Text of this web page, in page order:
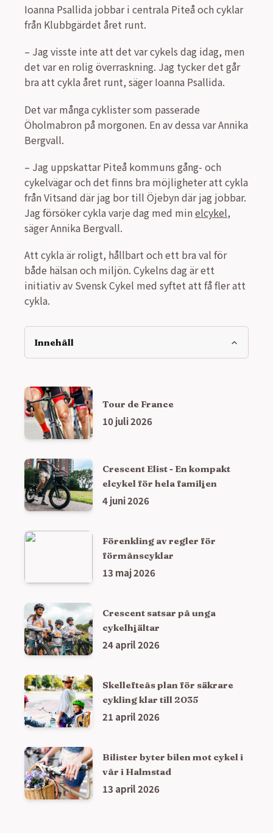
Ioanna Psallida jobbar i centrala Piteå och cyklar
från Klubbgärdet året runt.
– Jag visste inte att det var cykels dag idag, men
det var en rolig överraskning. Jag tycker det går
bra att cykla året runt, säger Ioanna Psallida.
Det var många cyklister som passerade
Öholmabron på morgonen. En av dessa var Annika
Bergvall.
– Jag uppskattar Piteå kommuns gång- och
cykelvägar och det finns bra möjligheter att cykla
från Vitsand där jag bor till Öjebyn där jag jobbar.
Jag försöker cykla varje dag med minelcykel,
säger Annika Bergvall.
Att cykla är roligt, hållbart och ett bra val för
både hälsan och miljön. Cykelns dag är ett
initiativ av Svensk Cykel med syftet att få fler att
cykla.
Innehåll
Tour de France
10 juli 2026
Crescent Elist - En kompakt
elcykel för hela familjen
4 juni 2026
Förenkling av regler för
förmånscyklar
13 maj 2026
Crescent satsar på unga
cykelhjältar
24 april 2026
Skellefteås plan för säkrare
cykling klar till 2035
21 april 2026
Bilister byter bilen mot cykel i
vår i Halmstad
13 april 2026